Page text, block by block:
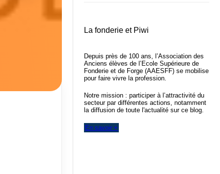
La fonderie et Piwi
Depuis près de 100 ans, l’Association des
Anciens élèves de l’Ecole Supérieure de
Fonderie et de Forge (AAESFF) se mobilise
pour faire vivre la profession.
Notre mission : participer à l’attractivité du
secteur par différentes actions, notamment
la diffusion de toute l'actualité sur ce blog.
En savoir +